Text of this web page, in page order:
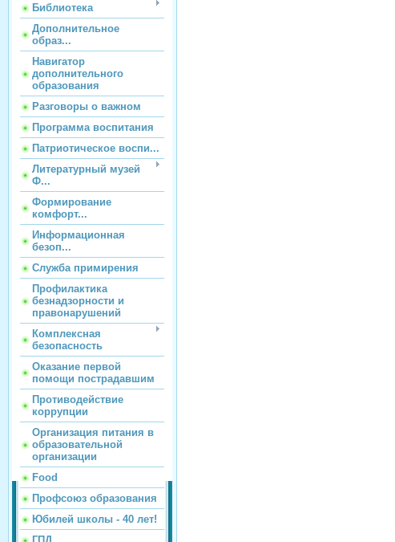
Библиотека
Дополнительное
образ...
Навигатор
дополнительного
образования
Разговоры о важном
Программа воспитания
Патриотическое воспи...
Литературный музей
Ф...
Формирование
комфорт...
Информационная
безоп...
Служба примирения
Профилактика
безнадзорности и
правонарушений
Комплексная
безопасность
Оказание первой
помощи пострадавшим
Противодействие
коррупции
Организация питания в
образовательной
организации
Food
Профсоюз образования
Юбилей школы - 40 лет!